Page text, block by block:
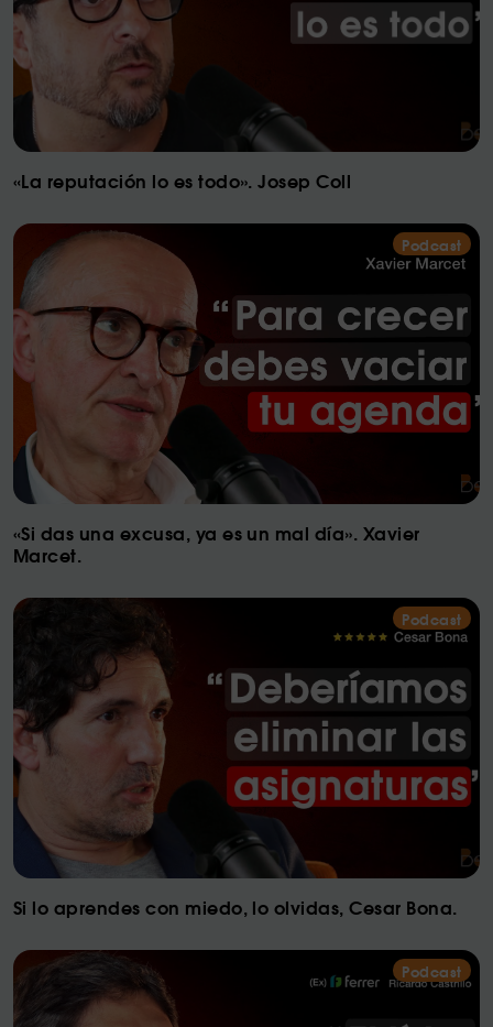
«La reputación lo es todo». Josep Coll
Podcast
«Si das una excusa, ya es un mal día». Xavier
Marcet.
Podcast
Si lo aprendes con miedo, lo olvidas, Cesar Bona.
Podcast